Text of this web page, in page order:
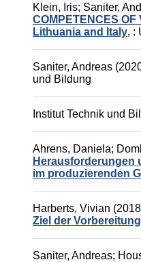
Klein, Iris; Saniter,
COMPETENCES
Lithuania and Italy, :
Saniter, Andreas
und Bildung
Institut Technik und
Ahrens, Daniela;
Herausforderungen
im produzierenden
Harberts, Vivian
Ziel der
Saniter, Andreas;